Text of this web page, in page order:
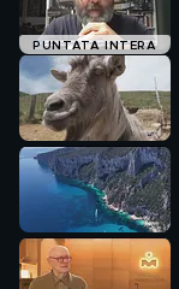
PUNTATA INTERA